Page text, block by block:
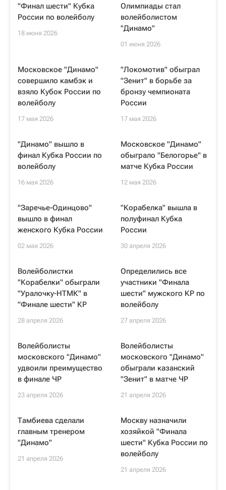
"Финал шести" Кубка
России по волейболу
18 июня 2026
Олимпиады стал
волейболистом
"Динамо"
01 июня 2026
Московское "Динамо"
совершило камбэк и
взяло Кубок России по
волейболу
17 мая 2026
"Локомотив" обыграл
"Зенит" в борьбе за
бронзу чемпионата
России
17 мая 2026
"Динамо" вышло в
финал Кубка России по
волейболу
16 мая 2026
Московское "Динамо"
обыграло "Белогорье" в
матче Кубка России
12 мая 2026
"Заречье-Одинцово"
вышло в финал
женского Кубка России
02 мая 2026
"Корабелка" вышла в
полуфинал Кубка
России
30 апреля 2026
Волейболистки
"Корабелки" обыграли
"Уралочку-НТМК" в
"Финале шести" КР
28 апреля 2026
Определились все
участники "Финала
шести" мужского КР по
волейболу
27 апреля 2026
Волейболисты
московского "Динамо"
удвоили преимущество
в финале ЧР
23 апреля 2026
Волейболисты
московского "Динамо"
обыграли казанский
"Зенит" в матче ЧР
21 апреля 2026
Тамбиева сделали
главным тренером
"Динамо"
21 апреля 2026
Москву назначили
хозяйкой "Финала
шести" Кубка России по
волейболу
21 апреля 2026